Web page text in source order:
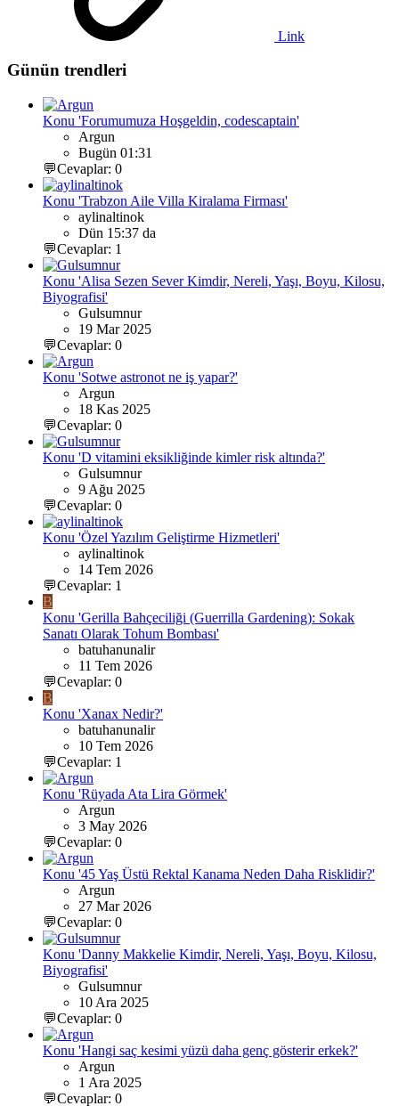
Link
Günün trendleri
Konu 'Forumumuza Hoşgeldin, codescaptain'
Argun
Bugün 01:31
💬Cevaplar: 0
Konu 'Trabzon Aile Villa Kiralama Firması'
aylinaltinok
Dün 15:37 da
💬Cevaplar: 1
Konu 'Alisa Sezen Sever Kimdir, Nereli, Yaşı, Boyu, Kilosu,
Biyografisi'
Gulsumnur
19 Mar 2025
💬Cevaplar: 0
Konu 'Sotwe astronot ne iş yapar?'
Argun
18 Kas 2025
💬Cevaplar: 0
Konu 'D vitamini eksikliğinde kimler risk altında?'
Gulsumnur
9 Ağu 2025
💬Cevaplar: 0
Konu 'Özel Yazılım Geliştirme Hizmetleri'
aylinaltinok
14 Tem 2026
💬Cevaplar: 1
B
Konu 'Gerilla Bahçeciliği (Guerrilla Gardening): Sokak
Sanatı Olarak Tohum Bombası'
batuhanunalir
11 Tem 2026
💬Cevaplar: 0
B
Konu 'Xanax Nedir?'
batuhanunalir
10 Tem 2026
💬Cevaplar: 1
Konu 'Rüyada Ata Lira Görmek'
Argun
3 May 2026
💬Cevaplar: 0
Konu '45 Yaş Üstü Rektal Kanama Neden Daha Risklidir?'
Argun
27 Mar 2026
💬Cevaplar: 0
Konu 'Danny Makkelie Kimdir, Nereli, Yaşı, Boyu, Kilosu,
Biyografisi'
Gulsumnur
10 Ara 2025
💬Cevaplar: 0
Konu 'Hangi saç kesimi yüzü daha genç gösterir erkek?'
Argun
1 Ara 2025
💬Cevaplar: 0